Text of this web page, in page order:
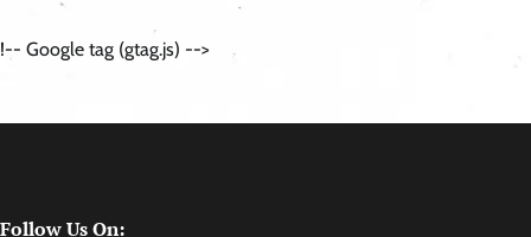
!-- Google tag (gtag.js) -->
Follow Us On: